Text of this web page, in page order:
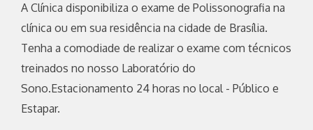
A Clínica disponibiliza o exame de Polissonografia na
clínica ou em sua residência na cidade de Brasília.
Tenha a comodiade de realizar o exame com técnicos
treinados no nosso Laboratório do
Sono.Estacionamento 24 horas no local - Público e
Estapar.